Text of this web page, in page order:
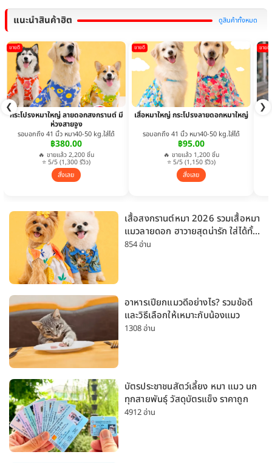
แนะนำสินค้าฮิต ดูสินค้าทั้งหมด
❮ ❯
ขายดี
กระโปรงหมาใหญ่ ลายดอกสงกรานต์ มี
ห่วงสายจูง
รอบอกถึง 41 นิ้ว หมา40-50 kg.ใส่ได้
฿380.00
🔥 ขายแล้ว 2,200 ชิ้น
⭐ 5/5 (1,300 รีวิว)
สั่งเลย
ขายดี
เสื้อหมาใหญ่ กระโปรงลายดอกหมาใหญ่
รอบอกถึง 41 นิ้ว หมา40-50 kg.ใส่ได้
฿95.00
🔥 ขายแล้ว 1,200 ชิ้น
⭐ 5/5 (1,150 รีวิว)
สั่งเลย
ขายดี
เสื้อสงกรานต์หมา 2026 รวมเสื้อหมา
แมวลายดอก ฮาวายสุดน่ารัก ใส่ได้ทั้ง
หมาเล็กและหมาใหญ่
854 อ่าน
อาหารเปียกแมวดีอย่างไร? รวมข้อดี
และวิธีเลือกให้เหมาะกับน้องแมว
1308 อ่าน
บัตรประชาชนสัตว์เลี้ยง หมา แมว นก
ทุกสายพันธุ์ วัสดุบัตรแข็ง ราคาถูก
4912 อ่าน